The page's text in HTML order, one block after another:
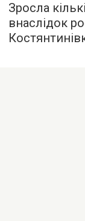
Зросла
внаслідок